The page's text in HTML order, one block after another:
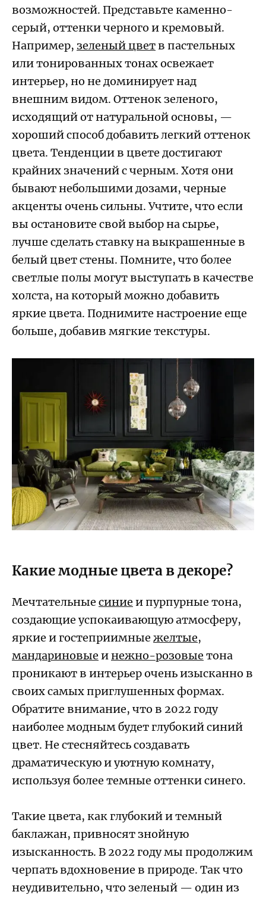
возможностей. Представьте каменно-
серый, оттенки черного и кремовый.
Например, зеленый цвет в пастельных
или тонированных тонах освежает
интерьер, но не доминирует над
внешним видом. Оттенок зеленого,
исходящий от натуральной основы, —
хороший способ добавить легкий оттенок
цвета. Тенденции в цвете достигают
крайних значений с черным. Хотя они
бывают небольшими дозами, черные
акценты очень сильны. Учтите, что если
вы остановите свой выбор на сырье,
лучше сделать ставку на выкрашенные в
белый цвет стены. Помните, что более
светлые полы могут выступать в качестве
холста, на который можно добавить
яркие цвета. Поднимите настроение еще
больше, добавив мягкие текстуры.
Какие модные цвета в декоре?
Мечтательные синие и пурпурные тона,
создающие успокаивающую атмосферу,
яркие и гостеприимные желтые,
мандариновые инежно-розовые тона
проникают в интерьер очень изысканно в
своих самых приглушенных формах.
Обратите внимание, что в 2022 году
наиболее модным будет глубокий синий
цвет. Не стесняйтесь создавать
драматическую и уютную комнату,
используя более темные оттенки синего.
Такие цвета, как глубокий и темный
баклажан, привносят знойную
изысканность. В 2022 году мы продолжим
черпать вдохновение в природе. Так что
неудивительно, что зеленый — один из